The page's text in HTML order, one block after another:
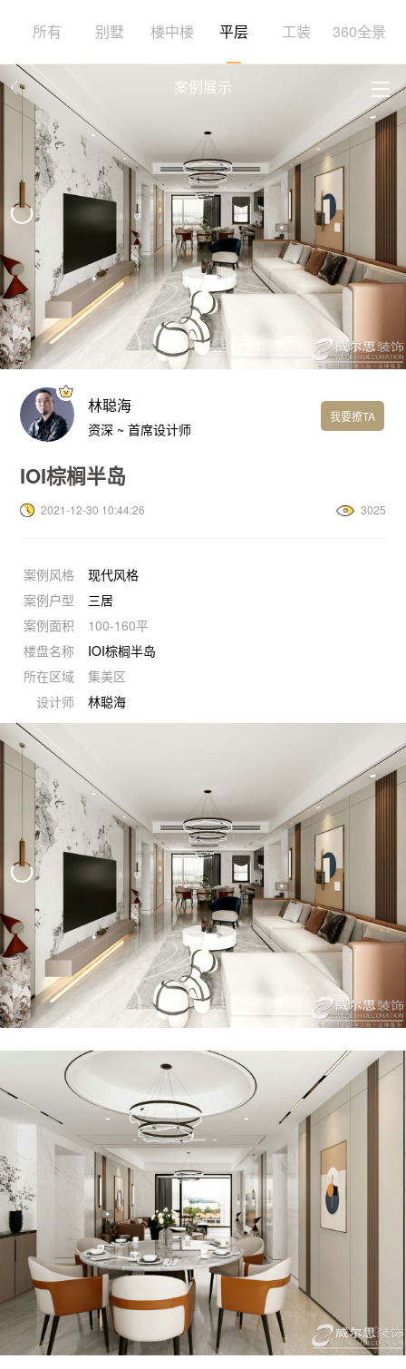
所有 别墅 楼中楼 平层 工装 360全景
案例展示
林聪海
资深 ~ 首席设计师
我要撩TA
IOI棕榈半岛
2021-12-30 10:44:26 3025
案例风格
现代风格
案例户型
三居
案例面积
100-160平
楼盘名称
IOI棕榈半岛
所在区域
集美区
设计师
林聪海